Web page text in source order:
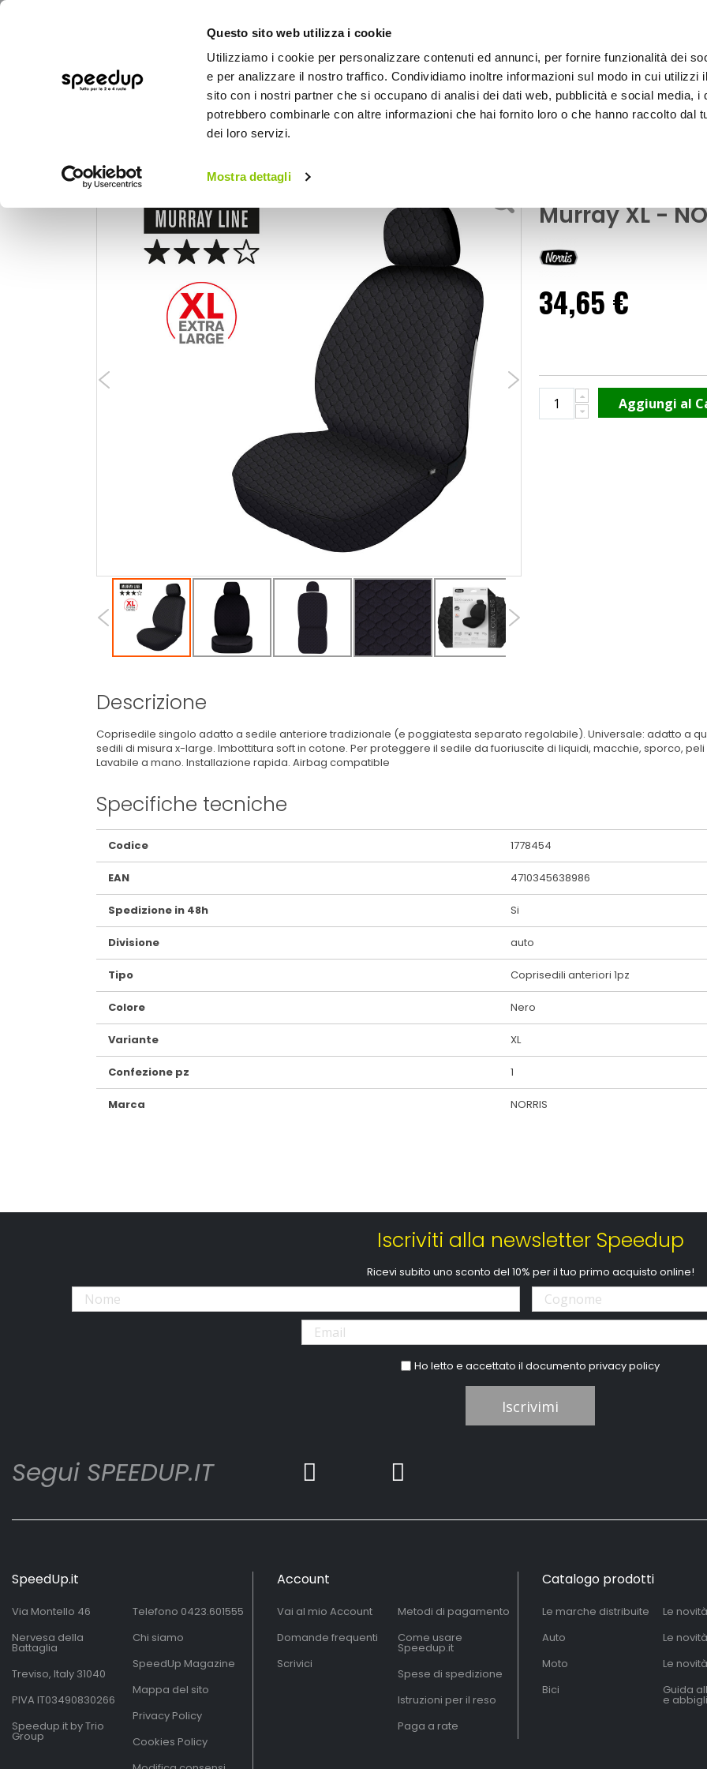
Questo sito web utilizza i cookie
Utilizziamo i cookie per personalizzare contenuti ed annunci, per fornire funzionalità dei
e per analizzare il nostro traffico. Condividiamo inoltre informazioni sul modo in cui utilizzi
sito con i nostri partner che si occupano di analisi dei dati web, pubblicità e social media, i
potrebbero combinarle con altre informazioni che hai fornito loro o che hanno raccolto dal
dei loro servizi.
Mostra dettagli
BICI OUTDOOR
Home
Murray XL -
34,65 €
Aggiungi al
Descrizione
Coprisedile singolo adatto a sedile anteriore tradizionale (e poggiatesta separato regolabile). Universale: adatto a
sedili di misura x-large. Imbottitura soft in cotone. Per proteggere il sedile da fuoriuscite di liquidi, macchie, sporco,
Lavabile a mano. Installazione rapida. Airbag compatible
Specifiche tecniche
Maggiori
Informazioni
Codice 1778454
EAN 4710345638986
Spedizione in 48h Si
Divisione auto
Tipo Coprisedili anteriori 1pz
Colore Nero
Variante XL
Confezione pz 1
Marca NORRIS
Iscriviti alla newsletter Speedup
Ricevi subito uno sconto del 10% per il tuo primo acquisto online!
Ho letto e accettato il documentoprivacy policy
Iscrivimi
Segui SPEEDUP.IT
SpeedUp.it
Via Montello 46
Nervesa della
Battaglia
Treviso, Italy 31040
PIVA IT03490830266
Speedup.it by Trio
Group
Telefono 0423.601555
Chi siamo
SpeedUp Magazine
Mappa del sito
Privacy Policy
Cookies Policy
Account
Vai al mio Account
Domande frequenti
Scrivici
Metodi di pagamento
Come usare
Speedup.it
Spese di spedizione
Istruzioni per il reso
Paga a rate
Catalogo prodotti
Le marche distribuite
Auto
Moto
Bici
Le
Le
Le
Guida
e